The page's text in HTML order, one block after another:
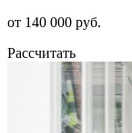
от 140 000 руб.
Рассчитать